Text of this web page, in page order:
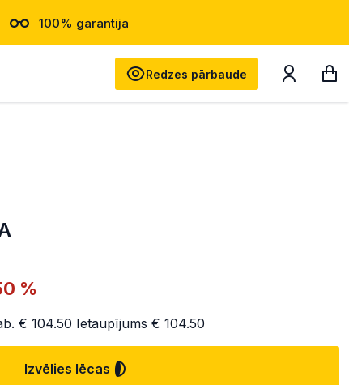
100% garantija
Redzes pārbaude
%
€ 104.50 Ietaupījums € 104.50
Izvēlies lēcas